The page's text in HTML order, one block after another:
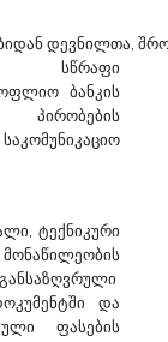
Აცხადებს
30/11/2023
კლინიკური
ანალიზი
დევნილთა,
სწრაფი
ბანკის
ტექნიკური
და
ფასების